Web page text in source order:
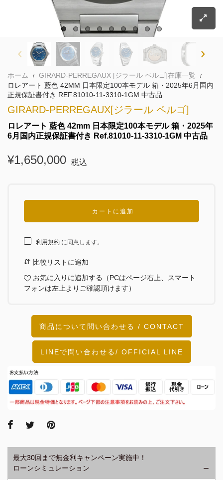
ホーム / GIRARD-PERREGAUX [ジラール ペルゴ]在庫一覧 /
ロレアート 藍色 42MM 日本限定100本モデル 箱・2025年6月国内
正規保証書付き REF.81010-11-3310-1GM 中古品
GIRARD-PERREGAUX[ジラール ペルゴ]
ロレアート 藍色 42mm 日本限定100本モデル 箱・2025年
6月国内正規保証書付き Ref.81010-11-3310-1GM 中古品
¥1,650,000 税込
カートに追加
利用規約 に同意します。
比較リストに追加
お気に入りに追加する（PCはページ右上、スマート
フォンは左上よりご確認頂けます）
商品について問い合わせる / CONTACT
LINEで問い合わせる/ OFFICIAL LINE
最大30回まで無金利キャンペーン実施中！
ローンシミュレーション